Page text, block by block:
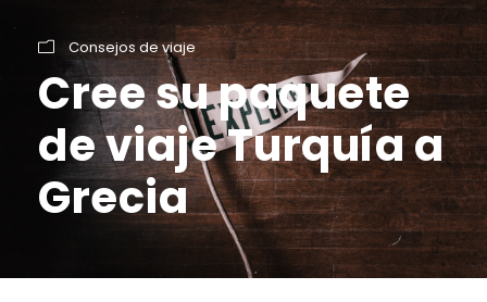
Consejos de viaje
Cree su paquete
de viaje Turquía a
Grecia